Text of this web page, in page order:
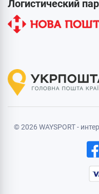
Логистический
© 2026 WAYSPORT -